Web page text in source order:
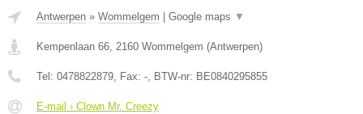
Antwerpen » Wommelgem Google maps ▼
Kempenlaan 66, 2160 Wommelgem (Antwerpen)
Tel: 0478822879, Fax: -, BTW-nr: BE0840295855
E-mail › Clown Mr. Creezy